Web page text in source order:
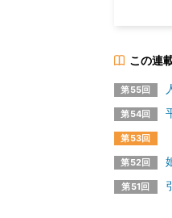
この連
第55回
第54回
第53回
第52回
第51回